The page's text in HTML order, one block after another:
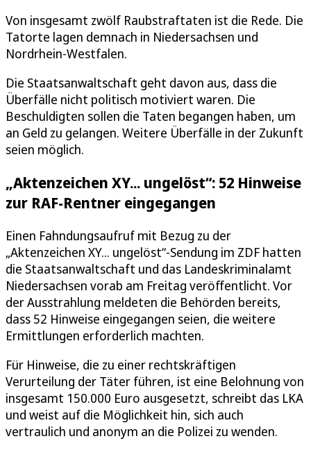
Von insgesamt zwölf Raubstraftaten ist die Rede. Die
Tatorte lagen demnach in Niedersachsen und
Nordrhein-Westfalen.
Die Staatsanwaltschaft geht davon aus, dass die
Überfälle nicht politisch motiviert waren. Die
Beschuldigten sollen die Taten begangen haben, um
an Geld zu gelangen. Weitere Überfälle in der Zukunft
seien möglich.
„Aktenzeichen XY... ungelöst“: 52 Hinweise
zur RAF-Rentner eingegangen
Einen Fahndungsaufruf mit Bezug zu der
„Aktenzeichen XY... ungelöst“-Sendung im ZDF hatten
die Staatsanwaltschaft und das Landeskriminalamt
Niedersachsen vorab am Freitag veröffentlicht. Vor
der Ausstrahlung meldeten die Behörden bereits,
dass 52 Hinweise eingegangen seien, die weitere
Ermittlungen erforderlich machten.
Für Hinweise, die zu einer rechtskräftigen
Verurteilung der Täter führen, ist eine Belohnung von
insgesamt 150.000 Euro ausgesetzt, schreibt das LKA
und weist auf die Möglichkeit hin, sich auch
vertraulich und anonym an die Polizei zu wenden.